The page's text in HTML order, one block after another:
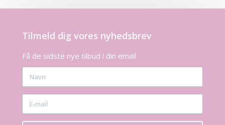
Tilmeld dig vores nyhedsbrev
Få de sidste nye tilbud i din email